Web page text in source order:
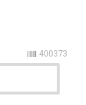
400373